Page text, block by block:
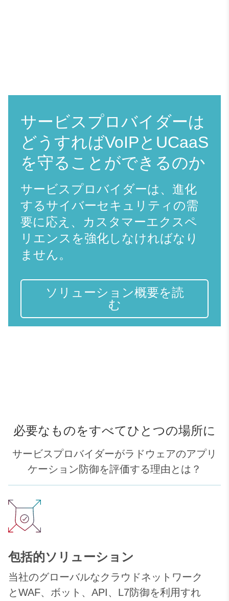
サービスプロバイダーは
どうすればVoIPとUCaaS
を守ることができるのか
サービスプロバイダーは、進化
するサイバーセキュリティの需
要に応え、カスタマーエクスペ
リエンスを強化しなければなり
ません。
ソリューション概要を読
む
必要なものをすべてひとつの場所に
サービスプロバイダーがラドウェアのアプリ
ケーション防御を評価する理由とは？
包括的ソリューション
当社のグローバルなクラウドネットワーク
とWAF、ボット、API、L7防御を利用すれ